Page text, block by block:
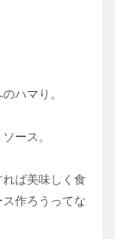
ハマり。
ース。
ば美味しく食
作ろうってな